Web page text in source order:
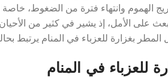
الهموم وانتهاء فترة من الضغوط،
على الأمل، إذ يشير في كثير من
بغزارة للعزباء في المنام يرتبط
للعزباء في المنام